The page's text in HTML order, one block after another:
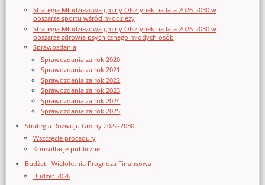
Strategia Młodzieżowa gminy Olsztynek na lata 2026-2030 w
obszarze sportu wśród młodzieży
Strategia Młodzieżowa gminy Olsztynek na lata 2026-2030 w
obszarze zdrowia psychicznego młodych osób
Sprawozdania
Sprawozdania za rok 2020
Sprawozdania za rok 2021
Sprawozdania za rok 2022
Sprawozdania za rok 2023
Sprawozdania za rok 2024
Sprawozdania za rok 2025
Strategia Rozwoju Gminy 2022-2030
Wszczęcie procedury
Konsultacje publiczne
Budżet i Wieloletnia Prognoza Finansowa
Budżet 2026